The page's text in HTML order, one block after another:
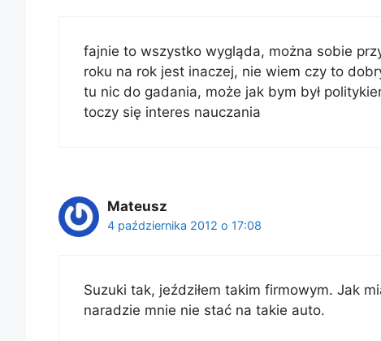
fajnie to wszystko wygląda, można sobie
roku na rok jest inaczej, nie wiem czy to
tu nic do gadania, może jak bym był
toczy się interes nauczania
Mateusz
4 października 2012 o 17:08
Suzuki tak, jeździłem takim firmowym. Jak
naradzie mnie nie stać na takie auto.